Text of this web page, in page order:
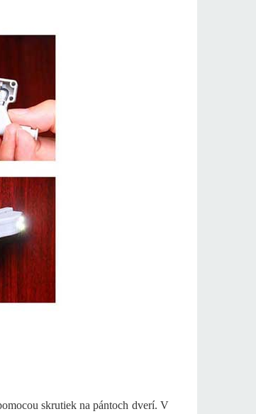
skrutiek na pántoch dverí. V